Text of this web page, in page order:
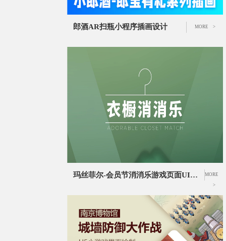
郎酒AR扫瓶小程序插画设计 MORE >
玛丝菲尔-会员节消消乐游戏页面UI设计|会员节活动UI设计|消消乐游戏页面设计 MORE
>